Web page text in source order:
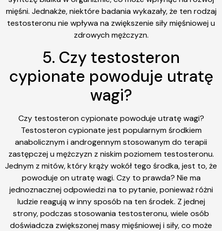
mięśni. Jednakże, niektóre badania wykazały, że ten rodzaj
testosteronu nie wpływa na zwiększenie siły mięśniowej u
zdrowych mężczyzn.
5. Czy testosteron
cypionate powoduje utratę
wagi?
Czy testosteron cypionate powoduje utratę wagi?
Testosteron cypionate jest popularnym środkiem
anabolicznym i androgennym stosowanym do terapii
zastępczej u mężczyzn z niskim poziomem testosteronu.
Jednym z mitów, który krąży wokół tego środka, jest to, że
powoduje on utratę wagi. Czy to prawda? Nie ma
jednoznacznej odpowiedzi na to pytanie, ponieważ różni
ludzie reagują w inny sposób na ten środek. Z jednej
strony, podczas stosowania testosteronu, wiele osób
doświadcza zwiększonej masy mięśniowej i siły, co może